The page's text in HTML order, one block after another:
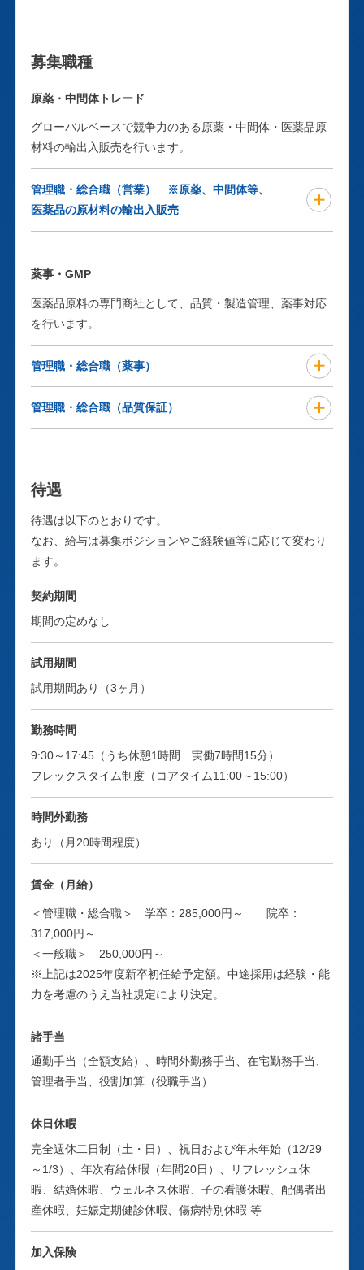
募集職種
原薬・中間体トレード
グローバルベースで競争力のある原薬・中間体・医薬品原
材料の輸出入販売を行います。
管理職・総合職（営業） ※原薬、中間体等、
医薬品の原材料の輸出入販売
管理職・総合職 （営業）
勤務地
■大学卒業以上（専攻不問）
業務内容
原薬、中間体等、医薬品の原材料の輸出入販売 ※海外出張
有
■国内外のサプライヤーからの買い付け、価格交渉、輸
・輸出入割合：輸入メイン
・販売先：国内外における製薬会社等
・仕入先：海外および国内の原薬メーカー、製剤メーカー
部署紹介
を活用した高度な情報収集力により、お客様のニーズ・商
品特性に応じ、国内や欧米、中国、インド、韓国等の海外
生産のサポートを行っています。2005年の薬事法改正以
降、薬事行政を取り巻く環境は大きく変化してきており、
我々商社に高度な機能と品質が求められています。当社で
は、原薬分析センターでの分析を通じ、適正な原薬の選
定、原薬の規格および試験方法の確立も可能としていま
輸入原薬の保管設備も充実させ、GMP(※)管理下で原薬を
在庫することによりお客様へのサポートを充実させていま
指導・支援等も行っています。また国内メーカーに対して
も、競争力のある中間体を供給して原薬製造を依頼する
中間体の供給を目指しています。
※Good Manufacturing Practice（医薬品の製造管理および
品質管理の基準）
薬事・GMP
医薬品原料の専門商社として、品質・製造管理、薬事対応
を行います。
管理職・総合職（薬事）
職種
応募資格
の業務経験
■英語力（海外の製造業者と英文メールでコミュニケーシ
ョンが取れるレベル）
業務内容
規登録や一部変更、およびこれらに伴うPMDA（独立医療
法人医薬品医療機器総合機構）対応を一貫して行います。
■MFの登録・変更対応
■外国製造業者の認定手続き、GMP適合調査等
部署紹介
医薬品製造業者（梱包・表示・保管区分）として製造にお
ける品質管理・製造管理・監査・薬事対応を担う信頼性保
証部は、原薬分析センター、薬事グループ、製造管理グル
ープの3部署から成っています。
原薬分析センターは、かながわサイエンスパーク内（神奈
川県川崎市）に試験室を備えた試験検査機関として、30種
類以上の検査機器を有し輸入原薬の品質確認、出荷判定試
験、規格、試験方法の設定などを行っています。
薬事グループでは、薬機法上必要とされている外国製造業
者認定、原薬等登録原簿（MF）の登録、国内外の原薬製造
所におけるGMP適合性調査や製造販売業者の監査対応等の
薬事サポートを行っています。
東京本社内倉庫と横浜医薬品倉庫において、薬機法上の製
管理職・総合職（品質保証）
管理職・総合職（品質保証）
勤務地
東京本社
応募資格
■大学卒業以上（理系）
■製薬メーカーでのGMPに関する業務経験（品質保
証/QA、製造管理、品質管理等）
■英語力（海外の製造業者と英文メールでコミュニケーシ
ョンが取れるレベル）
業務内容
■医薬品製造業（梱包・表示・保管）におけるGMP業務
（製造/品質記録照査、出荷判定、逸脱/変更管理、教育、
供給者管理等）
■品質システムに従った業務の遂行
■外国製造業者、および国内製造所に対するGMP観点での
監査対応業務（製造管理の始動・支援まで）
部署紹介
医薬品製造業者（梱包・表示・保管区分）として製造にお
証部は、原薬分析センター、薬事グループ、製造管理グル
ープの3部署から成っています。
原薬分析センターは、かながわサイエンスパーク内（神奈
川県川崎市）に試験室を備えた試験検査機関として、30種
類以上の検査機器を有し輸入原薬の品質確認、出荷判定試
験、規格、試験方法の設定などを行っています。
薬事グループでは、薬機法上必要とされている外国製造業
所におけるGMP適合性調査や製造販売業者の監査対応等の
待遇
待遇は以下のとおりです。
なお、給与は募集ポジションやご経験値等に応じて変わり
ます。
契約期間
期間の定めなし
試用期間
試用期間あり（3ヶ月）
勤務時間
9:30～17:45（うち休憩1時間 実働7時間15分）
フレックスタイム制度（コアタイム11:00～15:00）
時間外勤務
あり（月20時間程度）
賃金（月給）
＜管理職・総合職＞ 学卒：285,000円～ 院卒：
317,000円～
＜一般職＞ 250,000円～
※上記は2025年度新卒初任給予定額。中途採用は経験・能
力を考慮のうえ当社規定により決定。
諸手当
通勤手当（全額支給）、時間外勤務手当、在宅勤務手当、
管理者手当、役割加算（役職手当）
休日休暇
完全週休二日制（土・日）、祝日および年末年始（12/29
～1/3）、年次有給休暇（年間20日）、リフレッシュ休
暇、結婚休暇、ウェルネス休暇、子の看護休暇、配偶者出
産休暇、妊娠定期健診休暇、傷病特別休暇 等
加入保険